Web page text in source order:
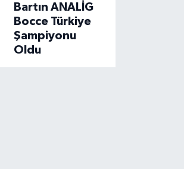
Bartın ANALİG
Bocce Türkiye
Şampiyonu
Oldu